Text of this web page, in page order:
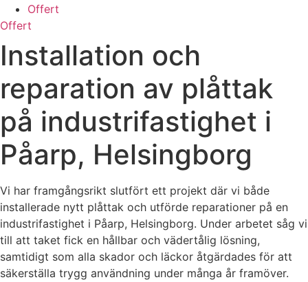
Offert
Offert
Installation och
reparation av plåttak
på industrifastighet i
Påarp, Helsingborg
Vi har framgångsrikt slutfört ett projekt där vi både
installerade nytt plåttak och utförde reparationer på en
industrifastighet i Påarp, Helsingborg. Under arbetet såg vi
till att taket fick en hållbar och vädertålig lösning,
samtidigt som alla skador och läckor åtgärdades för att
säkerställa trygg användning under många år framöver.